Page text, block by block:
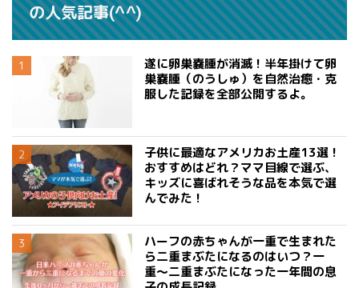
の人気記事(^^)
遂に卵巣嚢腫が消滅！半年掛けて卵
巣嚢腫（のうしゅ）を自然治癒・克
服した記録を全部公開するよ。
子供に最適なアメリカお土産13選！
おすすめはどれ？ママ目線で選ぶ、
キッズに喜ばれそうな品を本気で選
んでみた！
ハーフの赤ちゃんが一重で生まれた
ら二重まぶたになるのはいつ？一
重〜二重まぶたになった一年間の息